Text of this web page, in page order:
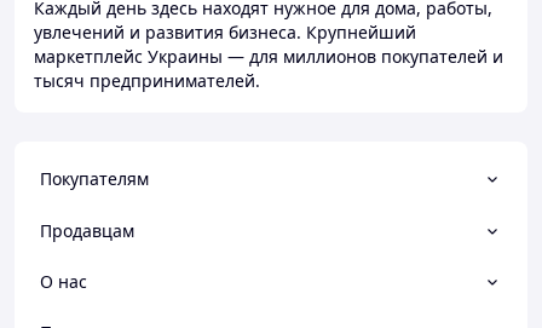
Каждый день здесь находят нужное для дома, работы,
увлечений и развития бизнеса. Крупнейший
маркетплейс Украины — для миллионов покупателей и
тысяч предпринимателей.
Покупателям
Продавцам
О нас